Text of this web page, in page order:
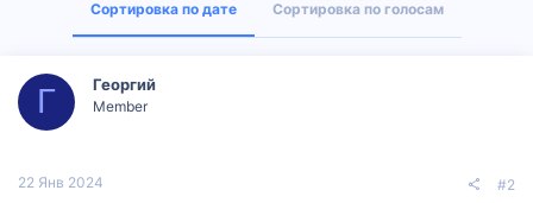
Сортировка по дате Сортировка по голосам
Г Георгий
Member
22 Янв 2024 #2